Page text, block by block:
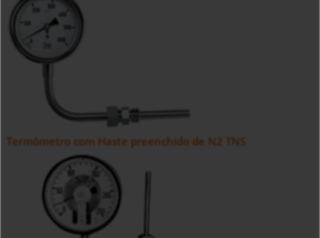
Termômetro com Haste preenchido de N2 TNS